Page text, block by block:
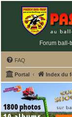
Forum ball-
FAQ
Portal Index du